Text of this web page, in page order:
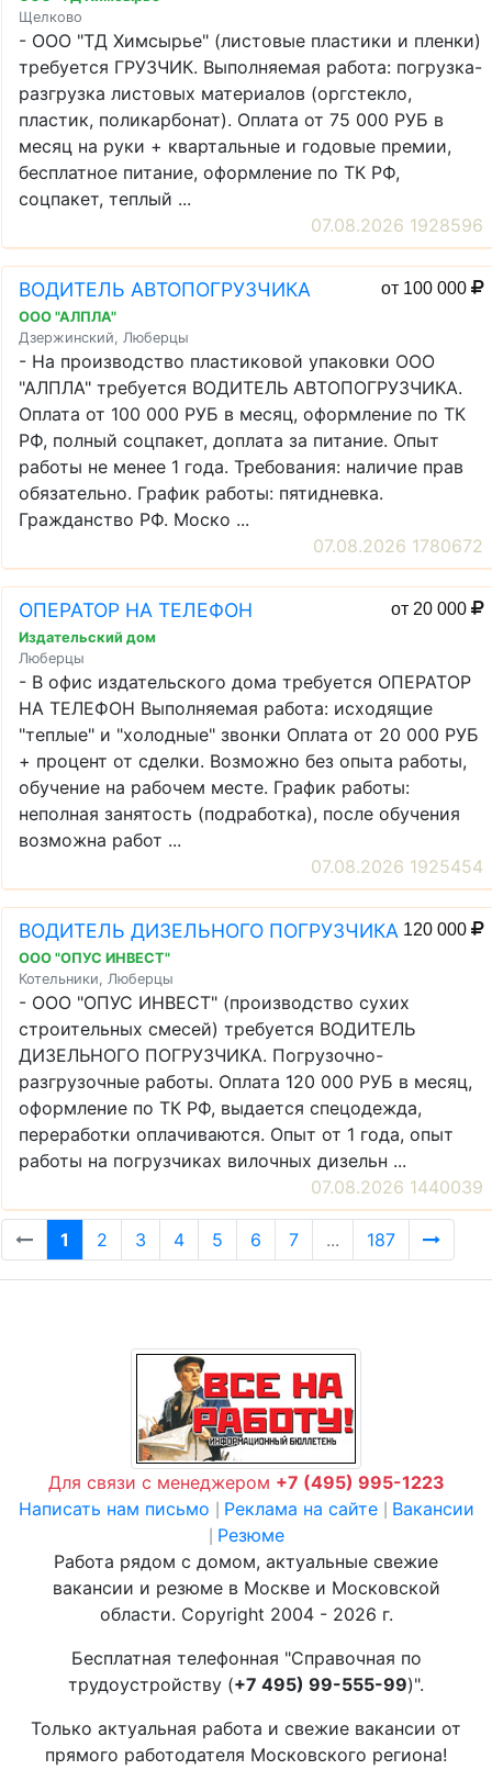
Щелково
- ООО "ТД Химсырье" (листовые пластики и пленки)
требуется ГРУЗЧИК. Выполняемая работа: погрузка-
разгрузка листовых материалов (оргстекло,
пластик, поликарбонат). Оплата от 75 000 РУБ в
месяц на руки + квартальные и годовые премии,
бесплатное питание, оформление по ТК РФ,
соцпакет, теплый ...
07.08.2026 1928596
ВОДИТЕЛЬ АВТОПОГРУЗЧИКА от 100 000
ООО "АЛПЛА"
Дзержинский, Люберцы
- На производство пластиковой упаковки ООО
"АЛПЛА" требуется ВОДИТЕЛЬ АВТОПОГРУЗЧИКА.
Оплата от 100 000 РУБ в месяц, оформление по ТК
РФ, полный соцпакет, доплата за питание. Опыт
работы не менее 1 года. Требования: наличие прав
обязательно. График работы: пятидневка.
Гражданство РФ. Моско ...
07.08.2026 1780672
ОПЕРАТОР НА ТЕЛЕФОН от 20 000
Издательский дом
Люберцы
- В офис издательского дома требуется ОПЕРАТОР
НА ТЕЛЕФОН Выполняемая работа: исходящие
"теплые" и "холодные" звонки Оплата от 20 000 РУБ
+ процент от сделки. Возможно без опыта работы,
обучение на рабочем месте. График работы:
неполная занятость (подработка), после обучения
возможна работ ...
07.08.2026 1925454
ВОДИТЕЛЬ ДИЗЕЛЬНОГО ПОГРУЗЧИКА 120 000
ООО "ОПУС ИНВЕСТ"
Котельники, Люберцы
- ООО "ОПУС ИНВЕСТ" (производство сухих
строительных смесей) требуется ВОДИТЕЛЬ
ДИЗЕЛЬНОГО ПОГРУЗЧИКА. Погрузочно-
разгрузочные работы. Оплата 120 000 РУБ в месяц,
оформление по ТК РФ, выдается спецодежда,
переработки оплачиваются. Опыт от 1 года, опыт
работы на погрузчиках вилочных дизельн ...
07.08.2026 1440039
1 2 3 4 5 6 7 ... 187
Для связи с менеджером +7 (495) 995-1223
Написать нам письмо
Реклама на сайте Вакансии
Резюме
Работа рядом с домом, актуальные свежие
вакансии и резюме в Москве и Московской
области. Copyright 2004 - 2026 г.
Бесплатная телефонная "Справочная по
трудоустройству (+7 495) 99-555-99)".
Только актуальная работа и свежие вакансии от
прямого работодателя Московского региона!